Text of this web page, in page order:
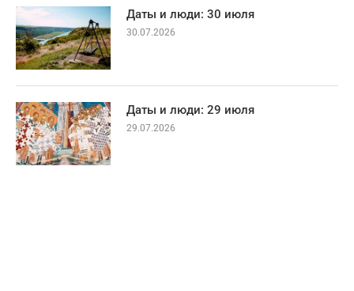
Даты и люди: 30 июля
30.07.2026
Даты и люди: 29 июля
29.07.2026